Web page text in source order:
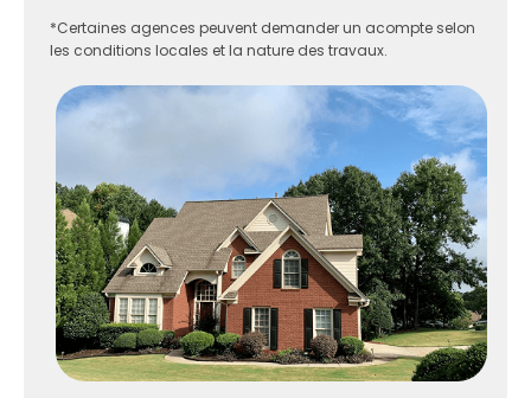
*Certaines agences peuvent demander un acompte selon
les conditions locales et la nature des travaux.